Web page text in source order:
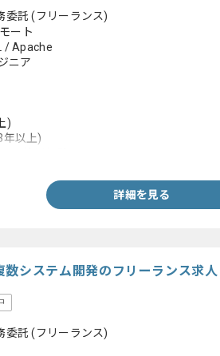
委託(フリーランス)
ート
/ Apache
ニア
)
年以上)
詳細を見る
数システム開発のフリーランス求
委託(フリーランス)